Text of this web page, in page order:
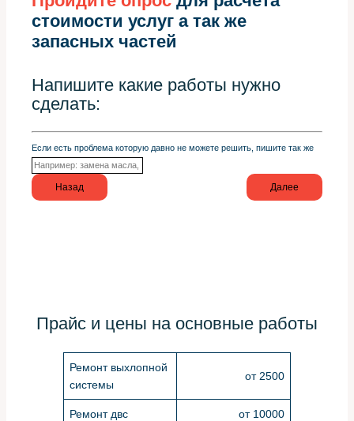
стоимости услуг а так же
запасных частей
Напишите какие работы нужно
сделать:
Если есть проблема которую давно не можете решить, пишите так же
Назад Далее
Прайс и цены на основные работы
Ремонт выхлопной
системы
от 2500
Ремонт двс от 10000